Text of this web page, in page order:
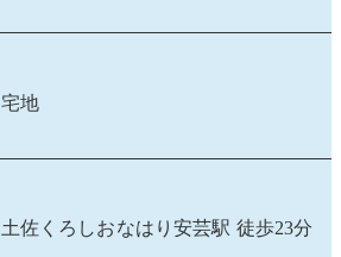
宅地
土佐くろしおなはり安芸駅 徒歩23分